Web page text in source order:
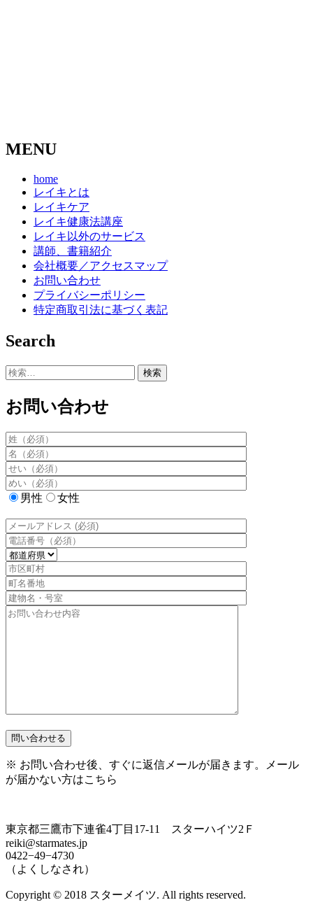
MENU
home
レイキとは
レイキケア
レイキ健康法講座
レイキ以外のサービス
講師、書籍紹介
会社概要／アクセスマップ
お問い合わせ
プライバシーポリシー
特定商取引法に基づく表記
Search
検
お問い合わせ
男性 女性
※ お問い合わせ後、すぐに返信メールが届きます。
メール
が届かない方はこちら
東京都三鷹市下連雀4丁目17-11 スターハイツ2Ｆ
reiki@starmates.jp
0422−49−4730
（よくしなされ）
Copyright © 2018 スターメイツ. All rights reserved.